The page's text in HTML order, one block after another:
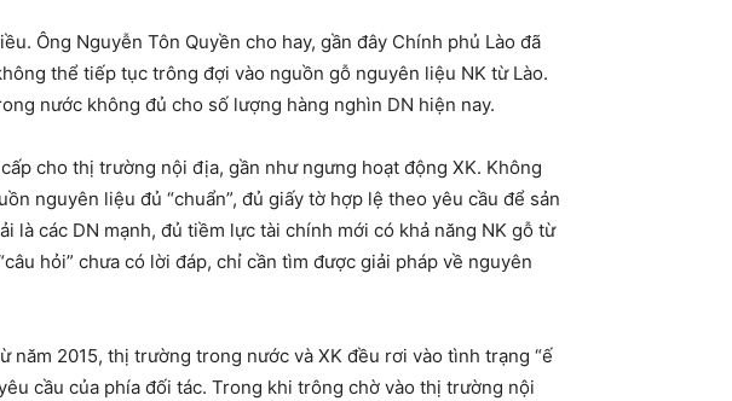
Ông Nguyễn Tôn Quyền cho hay, gần đây Chính phủ Lào đã
thể tiếp tục trông đợi vào nguồn gỗ nguyên liệu NK từ Lào.
nước không đủ cho số lượng hàng nghìn DN hiện nay.
cho thị trường nội địa, gần như ngưng hoạt động XK. Không
nguyên liệu đủ “chuẩn”, đủ giấy tờ hợp lệ theo yêu cầu để sản
các DN mạnh, đủ tiềm lực tài chính mới có khả năng NK gỗ từ
hỏi” chưa có lời đáp, chỉ cần tìm được giải pháp về nguyên
2015, thị trường trong nước và XK đều rơi vào tình trạng “ế
cầu của phía đối tác. Trong khi trông chờ vào thị trường nội